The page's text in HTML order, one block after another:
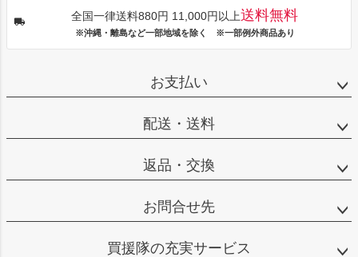
全国一律送料880円 11,000円以上送料無料
※沖縄・離島など一部地域を除く ※一部例外商品あり
お支払い
配送・送料
返品・交換
お問合せ先
買援隊の充実サービス